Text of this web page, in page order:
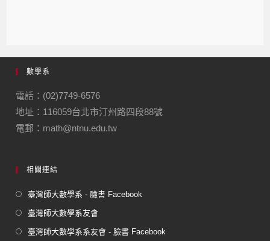
數學系
電話：(02)7749-6576
地址：116059台北市汀州路四段88號
電郵：math@ntnu.edu.tw
相關連結
臺灣師大數學系 - 臉書 Facebook
臺灣師大數學系友會
臺灣師大數學系系友會 - 臉書 Facebook